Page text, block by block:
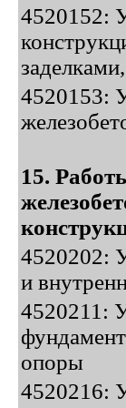
4520152:
4520153:
15.
4520202:
и
4520211:
опоры
4520216: